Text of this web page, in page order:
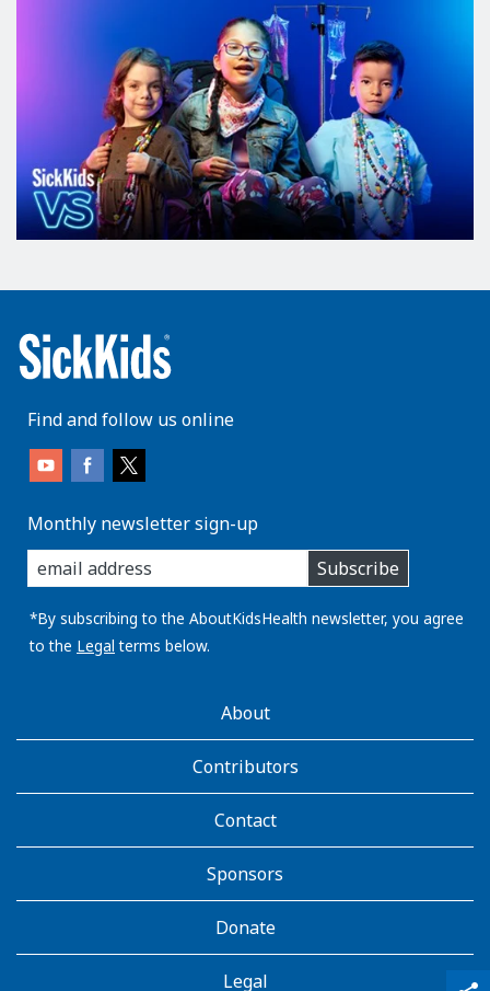
qr_code_scanner
content_copy
Find and follow us online
Monthly newsletter sign-up
enter
you
email
address:
Subscribe
*By subscribing to the AboutKidsHealth newsletter, you agree
to the Legal terms below.
AboutKidsHealthAbout
Contributors
Contact
Sponsors
Donate
Legal